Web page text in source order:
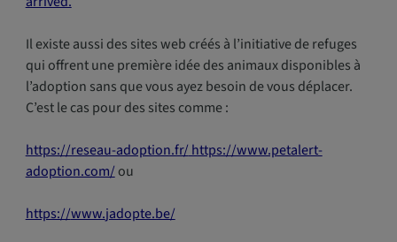
Il existe aussi des sites web créés à l’initiative de refuges
qui offrent une première idée des animaux disponibles à
l’adoption sans que vous ayez besoin de vous déplacer.
C’est le cas pour des sites comme :
https://reseau-adoption.fr/ https://www.petalert-
adoption.com/ ou
https://www.jadopte.be/